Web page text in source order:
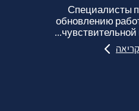
Специалисты
обновлению
чувствительной